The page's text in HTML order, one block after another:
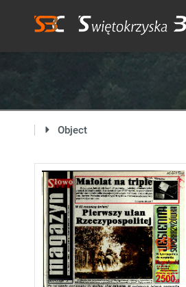
Object